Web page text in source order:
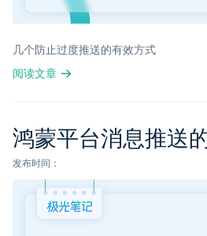
几个防止过度推送的有效方式
阅读文章
鸿蒙平台消息推送
发布时间：